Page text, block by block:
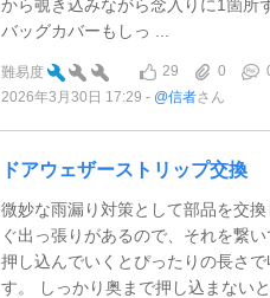
から覗き込みながら念入りに1箇所
バッグカバーもしっ ...
難易度 29 0
2026年3月30日 17:29
@信者さん
ドアウェザーストリップ交換
微妙な雨漏り対策として部品を交
ぐ出っ張りがあるので、それを繋
押し込んでいくとぴったりの長さ
す。 しっかり奥まで押し込まない